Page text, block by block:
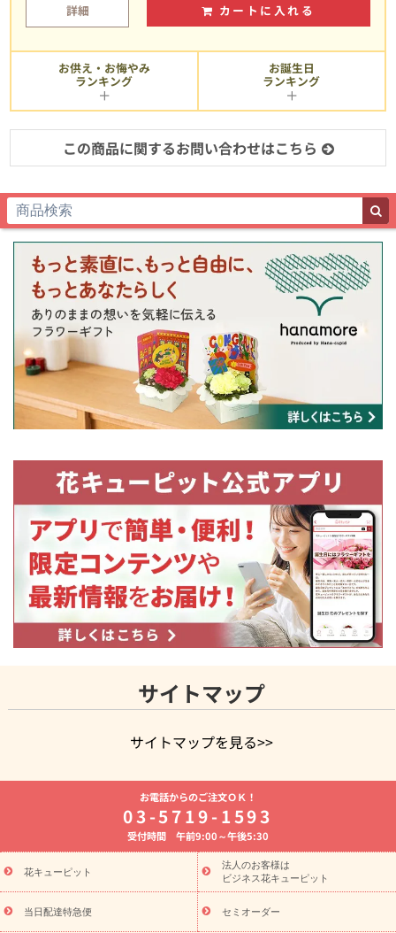
詳細 カートに入れる
お供え・お悔やみ
ランキング
お誕生日
ランキング
この商品に関するお問い合わせはこちら
サイトマップ
サイトマップを見る>>
よく贈られる花
お祝いの花特集
誕生日フラワーギフト特集
8月の誕生花(トルコキキョウ)
開店・開業祝い
お供え・お悔やみ お供え・お悔やみの花
通夜・葬儀に贈る花 胡蝶蘭・花鉢
ーブドフラワー
季節のイベント
ひまわり ギフト・プレゼント
特集
お盆 花（新盆・初盆） 季節のイベント
お盆 花（新
盆・初盆）
お盆 花（新盆・初盆）
お盆・お供え 花とセットギ
フト
お盆・お供え プリザーブドフラワー
ひまわり ギフト・プ
お電話からのご注文ＯＫ！
03-5719-1593
受付時間 午前9:00～午後5:30
花キューピット
法人のお客様は
ビジネス花キューピット
当日配達特急便 セミオーダー